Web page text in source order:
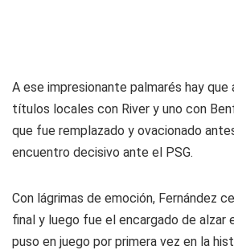
A ese impresionante palmarés hay que
títulos locales con River y uno con
que fue remplazado y ovacionado
encuentro decisivo ante el PSG.
Con lágrimas de emoción, Fernández
final y luego fue el encargado de alzar
puso en juego por primera vez en la